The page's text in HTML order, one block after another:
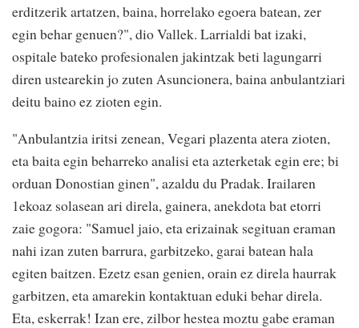
erditzerik artatzen, baina, horrelako egoera batean, zer
egin behar genuen?", dio Vallek. Larrialdi bat izaki,
ospitale bateko profesionalen jakintzak beti lagungarri
diren ustearekin jo zuten Asuncionera, baina anbulantziari
deitu baino ez zioten egin.
"Anbulantzia iritsi zenean, Vegari plazenta atera zioten,
eta baita egin beharreko analisi eta azterketak egin ere; bi
orduan Donostian ginen", azaldu du Pradak. Irailaren
1ekoaz solasean ari direla, gainera, anekdota bat etorri
zaie gogora: "Samuel jaio, eta erizainak segituan eraman
nahi izan zuten barrura, garbitzeko, garai batean hala
egiten baitzen. Ezetz esan genien, orain ez direla haurrak
garbitzen, eta amarekin kontaktuan eduki behar direla.
Eta, eskerrak! Izan ere, zilbor hestea moztu gabe eraman